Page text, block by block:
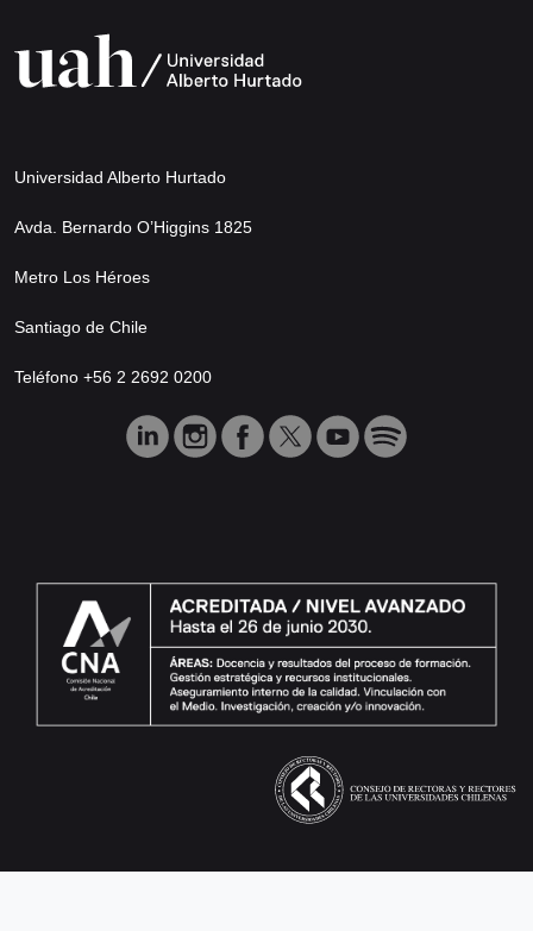
Universidad Alberto Hurtado
Avda. Bernardo O’Higgins 1825
Metro Los Héroes
Santiago de Chile
Teléfono +56 2 2692 0200